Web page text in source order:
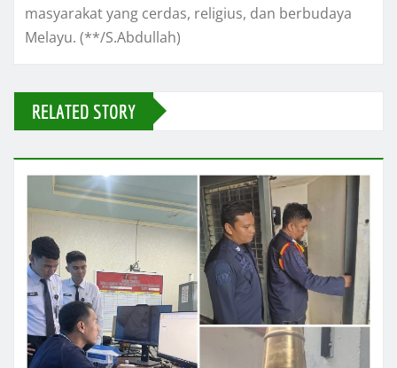
masyarakat yang cerdas, religius, dan berbudaya
Melayu. (**/S.Abdullah)
RELATED STORY